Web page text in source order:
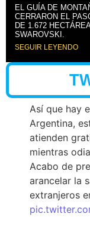
EL GUÍA DE
CERRARON EL
DE 1.672
SWAROVSKI.
SEGUIR LEYENDO
Así que hay
Argentina,
atienden
mientras
Acabo de
arancelar la
extranjeros